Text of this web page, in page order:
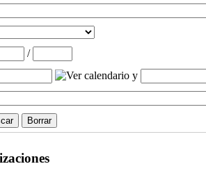
/
y